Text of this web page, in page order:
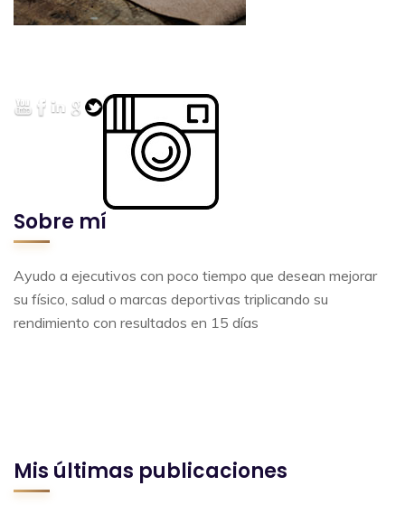
Sobre mí
Ayudo a ejecutivos con poco tiempo que desean mejorar
su físico, salud o marcas deportivas triplicando su
rendimiento con resultados en 15 días
Mis últimas publicaciones